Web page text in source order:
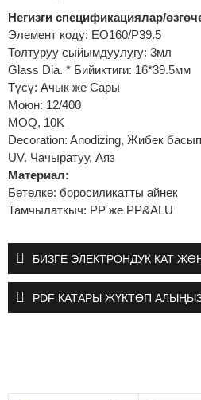
Негизги спецификациялар/
Элемент коду: EO160/P39.5
Толтуруу сыйымдуулугу: 3мл
Glass Dia. * Бийиктиги: 16*39.5мм
Түсү: Ачык же Сары
Моюн: 12/400
MOQ, 10K
Decoration: Anodizing, Жибек
UV. Чачыратуу, Аяз
Материал:
Бөтөлкө: боросиликатты айнек
Тамчылаткыч: PP же PP&ALU
БИЗГЕ ЭЛЕКТРОНДУК КАТ
PDF КАТАРЫ ЖҮКТӨП